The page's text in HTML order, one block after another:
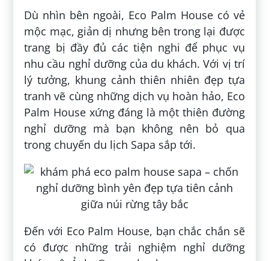
Dù nhìn bên ngoài, Eco Palm House có vẻ
mộc mạc, giản dị nhưng bên trong lại được
trang bị đầy đủ các tiện nghi để phục vụ
nhu cầu nghỉ dưỡng của du khách. Với vị trí
lý tưởng, khung cảnh thiên nhiên đẹp tựa
tranh vẽ cùng những dịch vụ hoàn hảo, Eco
Palm House xứng đáng là một thiên đường
nghỉ dưỡng mà bạn không nên bỏ qua
trong chuyến du lịch Sapa sắp tới.
Đến với Eco Palm House, bạn chắc chắn sẽ
có được những trải nghiệm nghỉ dưỡng